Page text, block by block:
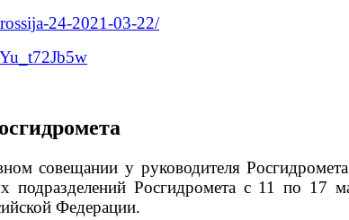
24-2021-03-22/
совещании у руководителя
подразделений Росгидромета с 11 по 17
Федерации.